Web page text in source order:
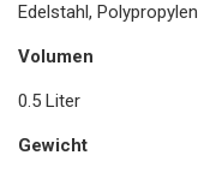
Edelstahl, Polypropylen
Volumen
0.5 Liter
Gewicht